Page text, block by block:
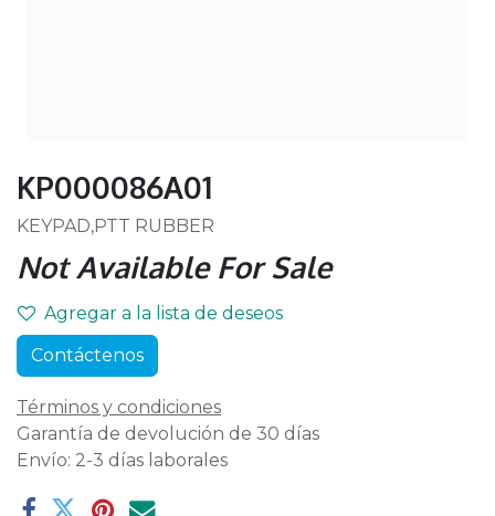
KP000086A01
KEYPAD,PTT RUBBER
Not Available For Sale
Agregar a la lista de deseos
Contáctenos
Términos y condiciones
Garantía de devolución de 30 días
Envío: 2-3 días laborales